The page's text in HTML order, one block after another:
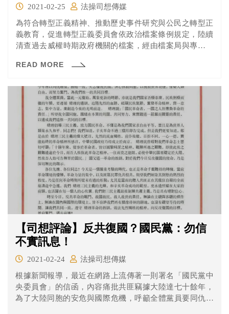
2021-02-25
法操司想傳媒
為符合轉型正義精神、推動歷史事件研究與公民之轉型正
義教育，促進轉型正義委員會依政治檔案條例規定，陸續
清查過去威權時期政府機關的檔案，經由檔案局與專家學
READ MORE
【司想評論】反共復國？國民黨：勿信
不實訊息！
2021-02-24
法操司想傳媒
根據新聞報導，最近在網路上流傳著一則署名「國民黨中
央委員會」的信函，內容痛批共匪竊據大陸達七十餘年，
為了大陸同胞的安危與國際危機，呼籲全體黨員要同仇敵